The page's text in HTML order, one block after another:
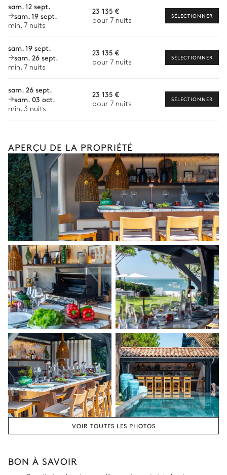
2Canapés
Terrain de pétanque
Bien-être à domicile
Babysitter
Location de vélo
Location de bateau
Visites guidées et excursions
vous guidera vers les offres disponibles pour votre séjour.
sam. 12 sept.
sam. 19 sept.
min. 7 nuits
23 135 €
pour 7 nuits
SÉLECTIONNER
sam. 19 sept.
sam. 26 sept.
min. 7 nuits
23 135 €
pour 7 nuits
SÉLECTIONNER
sam. 26 sept.
sam. 03 oct.
min. 3 nuits
23 135 €
pour 7 nuits
SÉLECTIONNER
APERÇU DE LA PROPRIÉTÉ
VOIR TOUTES LES PHOTOS
BON À SAVOIR